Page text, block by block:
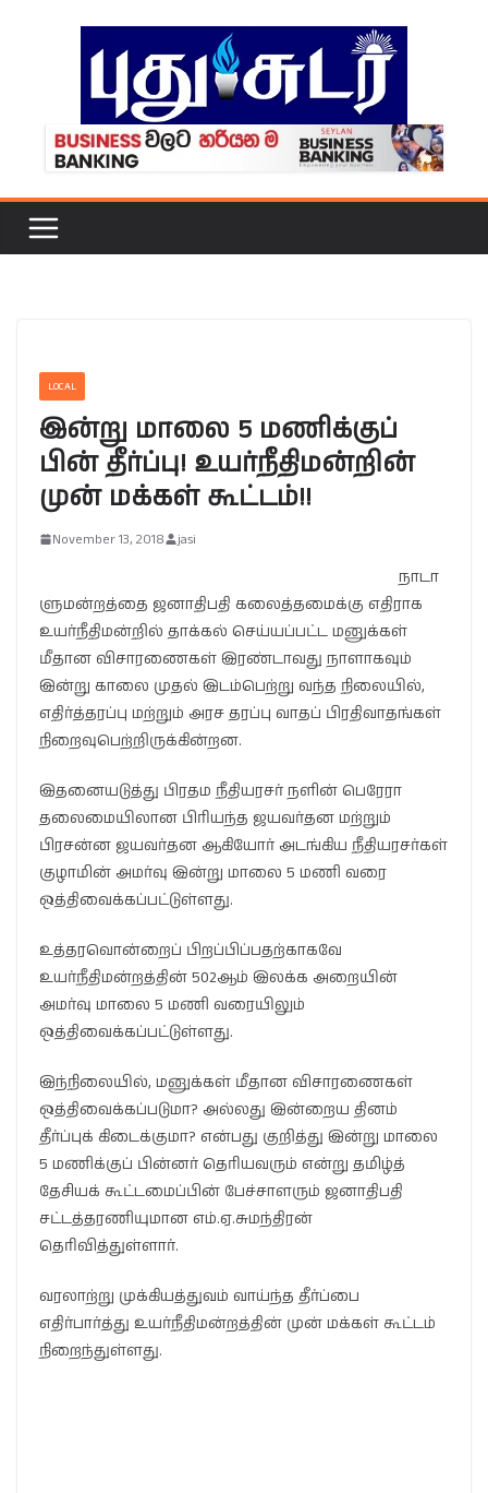
LOCAL
இன்று மாலை 5 மணிக்குப்
பின் தீர்ப்பு! உயர்நீதிமன்றின்
முன் மக்கள் கூட்டம்!!
November 13, 2018 jasi
நாடா
ளுமன்றத்தை ஜனாதிபதி கலைத்தமைக்கு எதிராக
உயர்நீதிமன்றில் தாக்கல் செய்யப்பட்ட மனுக்கள்
மீதான விசாரணைகள் இரண்டாவது நாளாகவும்
இன்று காலை முதல் இடம்பெற்று வந்த நிலையில்,
எதிர்த்தரப்பு மற்றும் அரச தரப்பு வாதப் பிரதிவாதங்கள்
நிறைவுபெற்றிருக்கின்றன.
இதனையடுத்து பிரதம நீதியரசர் நளின் பெரேரா
தலைமையிலான பிரியந்த ஜயவர்தன மற்றும்
பிரசன்ன ஜயவர்தன ஆகியோர் அடங்கிய நீதியரசர்கள்
குழாமின் அமர்வு இன்று மாலை 5 மணி வரை
ஒத்திவைக்கப்பட்டுள்ளது.
உத்தரவொன்றைப் பிறப்பிப்பதற்காகவே
உயர்நீதிமன்றத்தின் 502ஆம் இலக்க அறையின்
அமர்வு மாலை 5 மணி வரையிலும்
ஒத்திவைக்கப்பட்டுள்ளது.
இந்நிலையில், மனுக்கள் மீதான விசாரணைகள்
ஒத்திவைக்கப்படுமா? அல்லது இன்றைய தினம்
தீர்ப்புக் கிடைக்குமா? என்பது குறித்து இன்று மாலை
5 மணிக்குப் பின்னர் தெரியவரும் என்று தமிழ்த்
தேசியக் கூட்டமைப்பின் பேச்சாளரும் ஜனாதிபதி
சட்டத்தரணியுமான எம்.ஏ.சுமந்திரன்
தெரிவித்துள்ளார்.
வரலாற்று முக்கியத்துவம் வாய்ந்த தீர்ப்பை
எதிர்பார்த்து உயர்நீதிமன்றத்தின் முன் மக்கள் கூட்டம்
நிறைந்துள்ளது.